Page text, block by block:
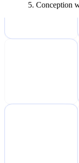
Conception